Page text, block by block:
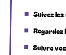
Suivez
Suivre